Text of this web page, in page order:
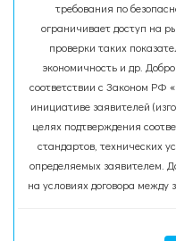
требования по
ограничивает доступ на
проверки таких
экономичность и др.
соответствии с Законом РФ
инициативе заявителей
целях подтверждения
стандартов, технических
определяемых заявителем.
на условиях договора между